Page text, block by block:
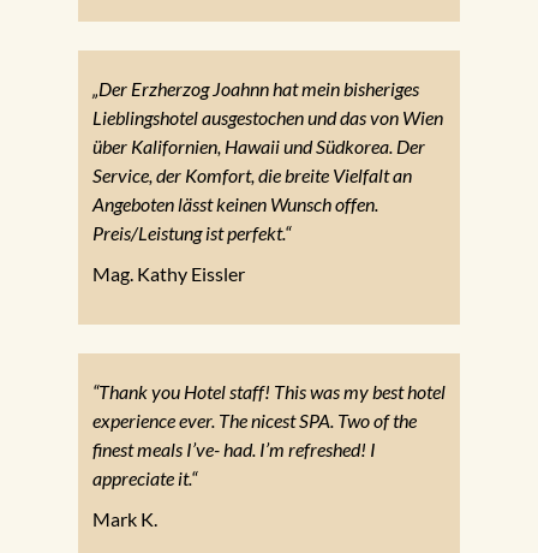
„Der Erzherzog Joahnn hat mein bisheriges
Lieblingshotel ausgestochen und das von Wien
über Kalifornien, Hawaii und Südkorea. Der
Service, der Komfort, die breite Vielfalt an
Angeboten lässt keinen Wunsch offen.
Preis/Leistung ist perfekt.“
Mag. Kathy Eissler
“Thank you Hotel staff! This was my best hotel
experience ever. The nicest SPA. Two of the
finest meals I’ve- had. I’m refreshed! I
appreciate it.“
Mark K.